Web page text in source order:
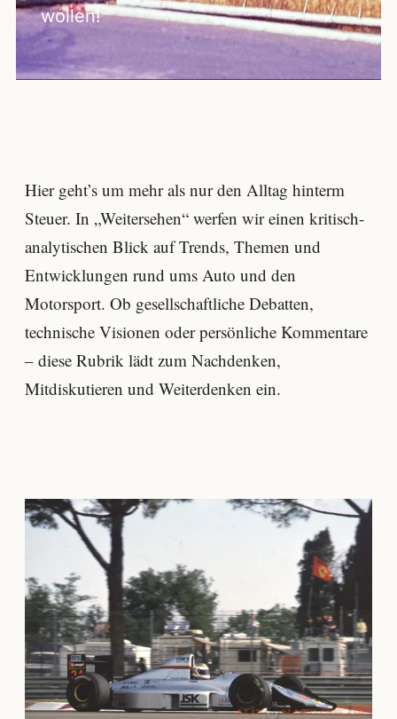
wollen!
Hier geht’s um mehr als nur den Alltag hinterm
Steuer. In „Weitersehen“ werfen wir einen kritisch-
analytischen Blick auf Trends, Themen und
Entwicklungen rund ums Auto und den
Motorsport. Ob gesellschaftliche Debatten,
technische Visionen oder persönliche Kommentare
– diese Rubrik lädt zum Nachdenken,
Mitdiskutieren und Weiterdenken ein.